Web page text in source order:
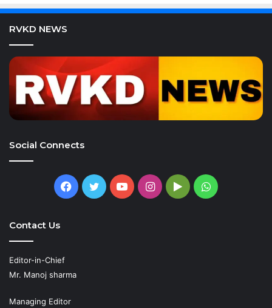
RVKD NEWS
Social Connects
Facebook
TwitterYouTubeInstagram
GoogleWhatsApp
Contact Us
Editor-in-Chief
Mr. Manoj sharma
Managing Editor